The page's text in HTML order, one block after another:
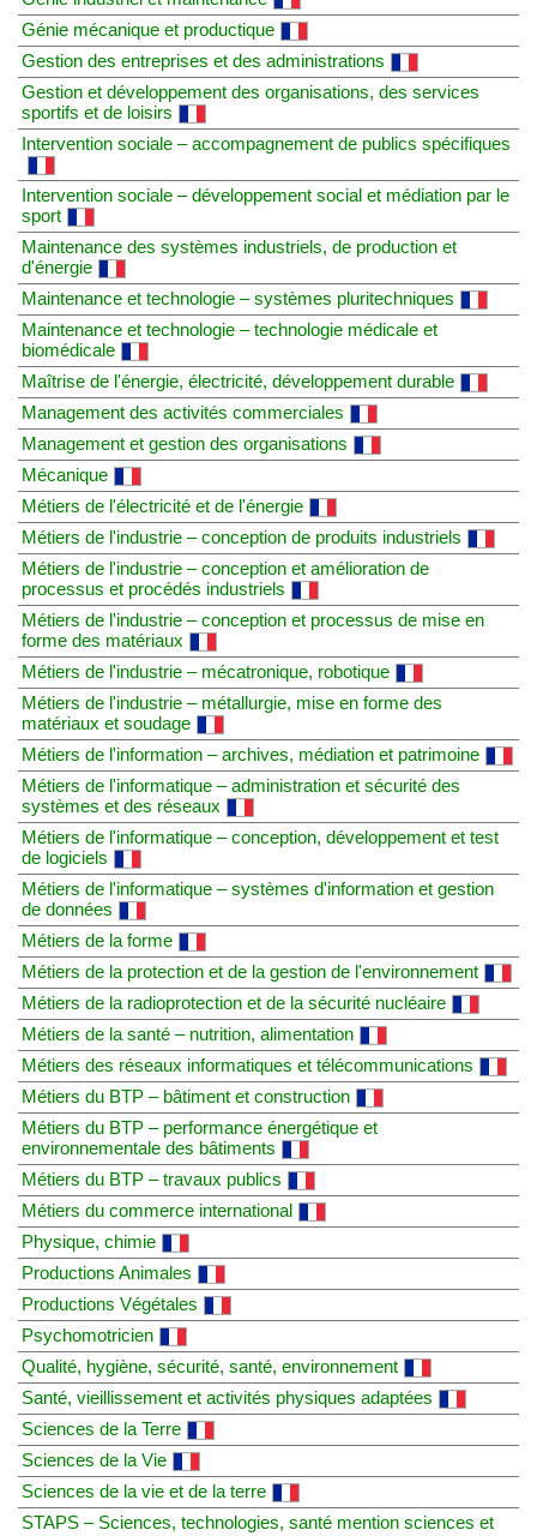
Génie mécanique et productique
Gestion des entreprises et des administrations
Gestion et développement des organisations, des services
sportifs et de loisirs
Intervention sociale – accompagnement de publics spécifiques
Intervention sociale – développement social et médiation par le
sport
Maintenance des systèmes industriels, de production et
d'énergie
Maintenance et technologie – systèmes pluritechniques
Maintenance et technologie – technologie médicale et
biomédicale
Maîtrise de l'énergie, électricité, développement durable
Management des activités commerciales
Management et gestion des organisations
Mécanique
Métiers de l'électricité et de l'énergie
Métiers de l'industrie – conception de produits industriels
Métiers de l'industrie – conception et amélioration de
processus et procédés industriels
Métiers de l'industrie – conception et processus de mise en
forme des matériaux
Métiers de l'industrie – mécatronique, robotique
Métiers de l'industrie – métallurgie, mise en forme des
matériaux et soudage
Métiers de l'information – archives, médiation et patrimoine
Métiers de l'informatique – administration et sécurité des
systèmes et des réseaux
Métiers de l'informatique – conception, développement et test
de logiciels
Métiers de l'informatique – systèmes d'information et gestion
de données
Métiers de la forme
Métiers de la protection et de la gestion de l'environnement
Métiers de la radioprotection et de la sécurité nucléaire
Métiers de la santé – nutrition, alimentation
Métiers des réseaux informatiques et télécommunications
Métiers du BTP – bâtiment et construction
Métiers du BTP – performance énergétique et
environnementale des bâtiments
Métiers du BTP – travaux publics
Métiers du commerce international
Physique, chimie
Productions Animales
Productions Végétales
Psychomotricien
Qualité, hygiène, sécurité, santé, environnement
Santé, vieillissement et activités physiques adaptées
Sciences de la Terre
Sciences de la Vie
Sciences de la vie et de la terre
STAPS – Sciences, technologies, santé mention sciences et